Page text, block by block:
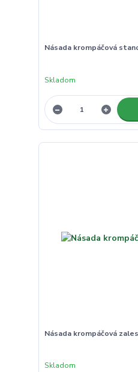
Násada krompáčová
Skladom
Násada krompáčová
Skladom